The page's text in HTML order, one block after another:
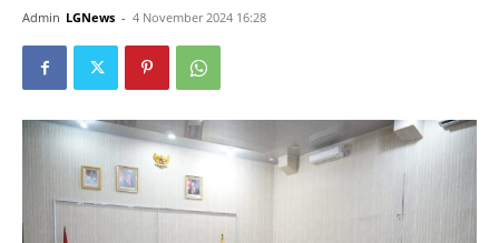
Admin LGNews - 4 November 2024 16:28